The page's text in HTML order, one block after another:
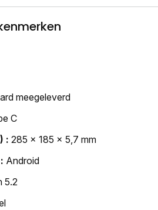
meegeleverd
C
285 x 185 x 5,7 mm
Android
5.2